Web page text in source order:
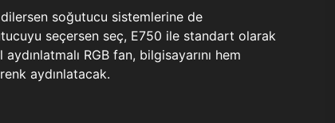
dilersen soğutucu sistemlerine de
seçersen seç, E750 ile standart olarak
RGB fan, bilgisayarını hem
aydınlatacak.